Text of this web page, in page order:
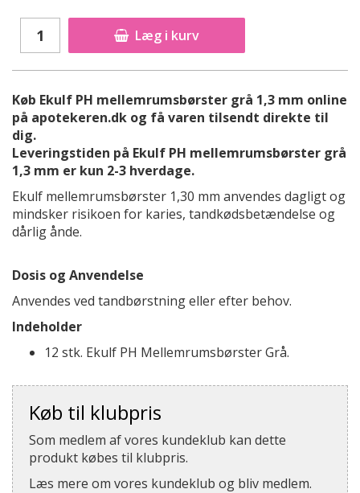
Læg i kurv
Køb Ekulf PH mellemrumsbørster grå 1,3 mm online
på apotekeren.dk og få varen tilsendt direkte til
dig.
Leveringstiden på Ekulf PH mellemrumsbørster grå
1,3 mm er kun 2-3 hverdage.
Ekulf mellemrumsbørster 1,30 mm anvendes dagligt og
mindsker risikoen for karies, tandkødsbetændelse og
dårlig ånde.
Dosis og Anvendelse
Anvendes ved tandbørstning eller efter behov.
Indeholder
12 stk. Ekulf PH Mellemrumsbørster Grå.
Køb til klubpris
Som medlem af vores kundeklub kan dette
produkt købes til klubpris.
Læs mere om vores kundeklub og bliv medlem.